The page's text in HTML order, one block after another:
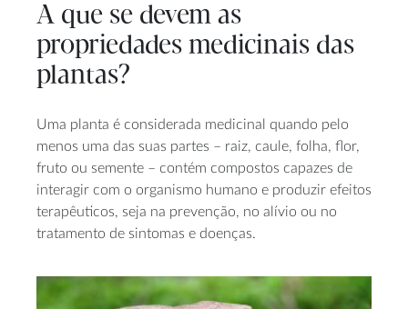
A que se devem as
propriedades medicinais das
plantas?
Uma planta é considerada medicinal quando pelo
menos uma das suas partes – raiz, caule, folha, flor,
fruto ou semente – contém compostos capazes de
interagir com o organismo humano e produzir efeitos
terapêuticos, seja na prevenção, no alívio ou no
tratamento de sintomas e doenças.